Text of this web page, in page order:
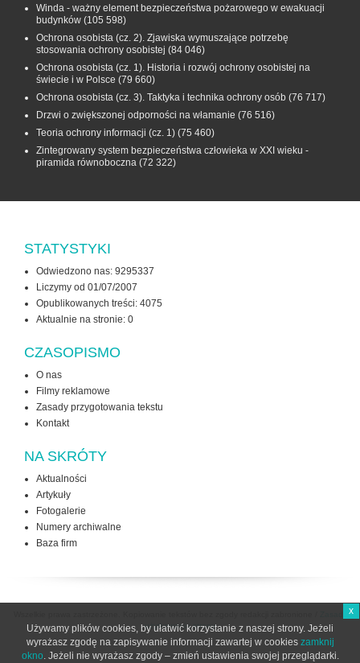
Winda - ważny element bezpieczeństwa pożarowego w ewakuacji
budynków (105 598)
Ochrona osobista (cz. 2). Zjawiska wymuszające potrzebę
stosowania ochrony osobistej (84 046)
Ochrona osobista (cz. 1). Historia i rozwój ochrony osobistej na
świecie i w Polsce (79 660)
Ochrona osobista (cz. 3). Taktyka i technika ochrony osób (76 717)
Drzwi o zwiększonej odporności na włamanie (76 516)
Teoria ochrony informacji (cz. 1) (75 460)
Zintegrowany system bezpieczeństwa człowieka w XXI wieku -
piramida równoboczna (72 322)
STATYSTYKI
Odwiedzono nas: 9295337
Liczymy od 01/07/2007
Opublikowanych treści: 4075
Aktualnie na stronie: 0
CZASOPISMO
O nas
Filmy reklamowe
Zasady przygotowania tekstu
Kontakt
NA SKRÓTY
Aktualności
Artykuły
Fotogalerie
Numery archiwalne
Baza firm
użytkowania strony
x
Używamy plików cookies, by ułatwić korzystanie z naszej strony. Jeżeli
wyrażasz zgodę na zapisywanie informacji zawartej w cookies zamknij
okno. Jeżeli nie wyrażasz zgody – zmień ustawienia swojej przeglądarki.